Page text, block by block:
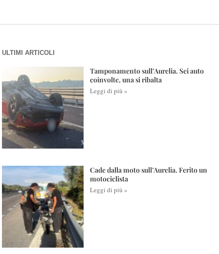
ULTIMI ARTICOLI
Tamponamento sull’Aurelia. Sei auto
coinvolte, una si ribalta
Leggi di più »
Cade dalla moto sull’Aurelia. Ferito un
motociclista
Leggi di più »